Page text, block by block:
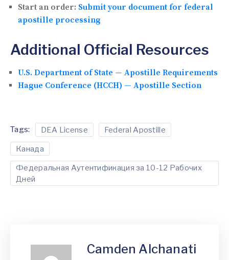
Start an order: Submit your document for federal
apostille processing
Additional Official Resources
U.S. Department of State — Apostille Requirements
Hague Conference (HCCH) — Apostille Section
Tags: DEA License Federal Apostille
Канада
Федеральная Аутентификация за 10-12 Рабочих
Дней
Camden Alchanati